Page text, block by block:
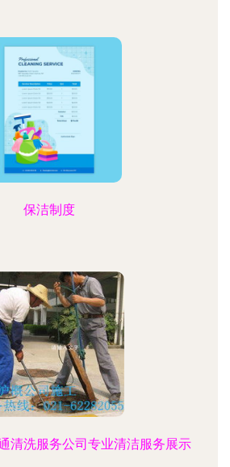
保洁制度
清洗服务公司专业清洁服务展示